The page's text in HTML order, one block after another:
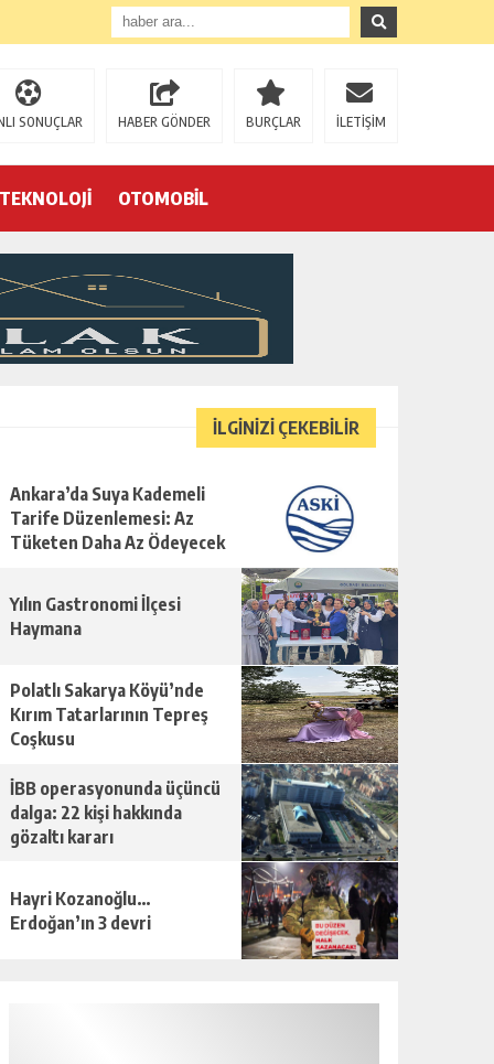
SONUÇLAR HABER GÖNDER BURÇLAR İLETİŞİM
TEKNOLOJİ OTOMOBİL
İLGİNİZİ ÇEKEBİLİR
Ankara’da Suya Kademeli
Tarife Düzenlemesi: Az
Tüketen Daha Az Ödeyecek
Yılın Gastronomi İlçesi
Haymana
Polatlı Sakarya Köyü’nde
Kırım Tatarlarının Tepreş
Coşkusu
İBB operasyonunda üçüncü
dalga: 22 kişi hakkında
gözaltı kararı
Hayri Kozanoğlu…
Erdoğan’ın 3 devri